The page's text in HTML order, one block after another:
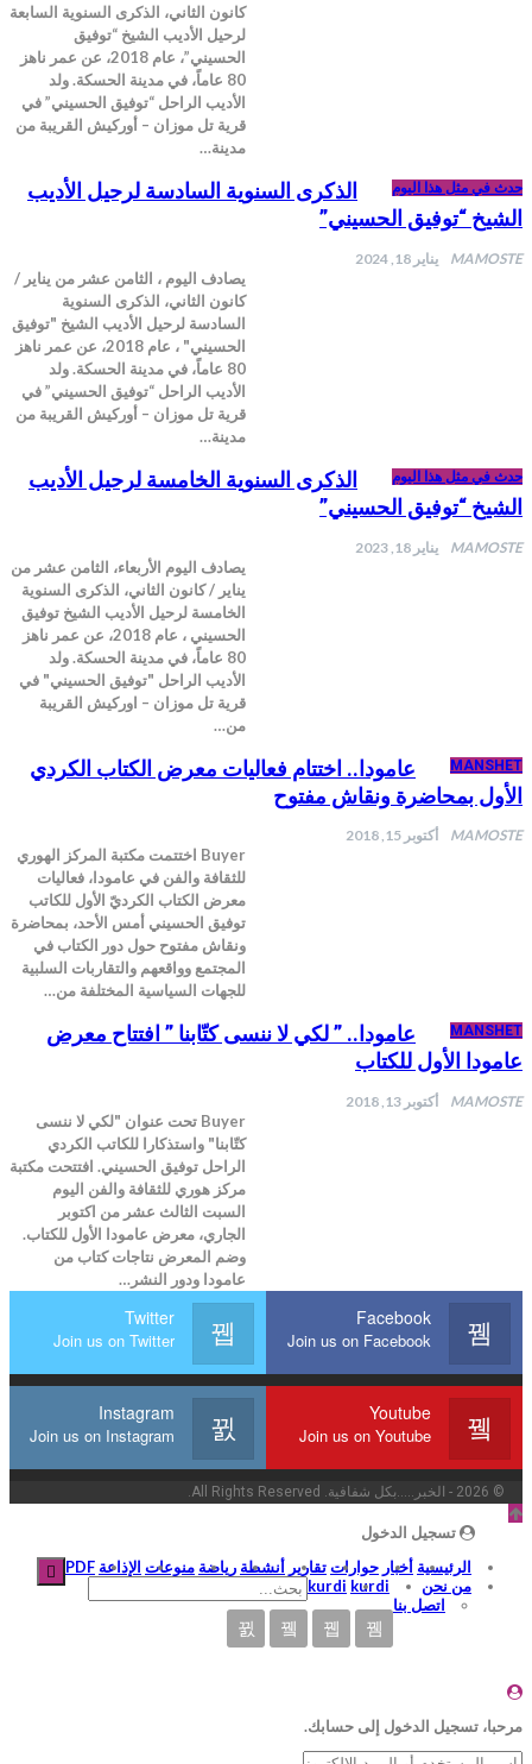
كانون الثاني، الذكرى السنوية السابعة
لرحيل الأديب الشيخ “توفيق
الحسيني”، عام 2018، عن عمر ناهز
80 عاماً، في مدينة الحسكة. ولد
الأديب الراحل “توفيق الحسيني” في
قرية تل موزان – أوركيش القريبة من
مدينة…
في مثل هذا اليوم
الذكرى السنوية السادسة لرحيل الأديب
“توفيق الحسيني”
يناير 18, 2024
يصادف اليوم ، الثامن عشر من يناير /
كانون الثاني، الذكرى السنوية
السادسة لرحيل الأديب الشيخ "توفيق
الحسيني" ، عام 2018، عن عمر ناهز
80 عاماً، في مدينة الحسكة. ولد
الأديب الراحل “توفيق الحسيني” في
قرية تل موزان – أوركيش القريبة من
مدينة…
في مثل هذا اليوم
الذكرى السنوية الخامسة لرحيل الأديب
“توفيق الحسيني”
يناير 18, 2023
يصادف اليوم الأربعاء، الثامن عشر من
يناير / كانون الثاني، الذكرى السنوية
الخامسة لرحيل الأديب الشيخ توفيق
الحسيني ، عام 2018، عن عمر ناهز
80 عاماً، في مدينة الحسكة. ولد
الأديب الراحل "توفيق الحسيني" في
قرية تل موزان – اوركيش القريبة
من…
عامودا.. اختتام فعاليات معرض الكتاب الكردي
بمحاضرة ونقاش مفتوح
أكتوبر 15, 2018
Buyer اختتمت مكتبة المركز الهوري
للثقافة والفن في عامودا، فعاليات
معرض الكتاب الكرديّ الأول للكاتب
توفيق الحسيني أمس الأحد، بمحاضرة
ونقاش مفتوح حول دور الكتاب في
المجتمع وواقعهم والتقاربات السلبية
للجهات السياسية المختلفة من…
عامودا.. ” لكي لا ننسى كتّابنا ” افتتاح معرض
الأول للكتاب
أكتوبر 13, 2018
Buyer تحت عنوان "لكي لا ننسى
كتّابنا" واستذكارا للكاتب الكردي
الراحل توفيق الحسيني. افتتحت مكتبة
مركز هوري للثقافة والفن اليوم
السبت الثالث عشر من اكتوبر
الجاري، معرض عامودا الأول للكتاب.
وضم المعرض نتاجات كتاب من
عامودا ودور النشر…
Facebook
Join us on Facebook
Twitter
Join us on Twitter
Youtube
Join us on Youtube
Instagram
Join us on Instagram
تسجيل الدخول
الرئيسيةأخبارحوارات تقاريرأنشطةرياضة منوعاتالإذاعة PDF
من نحن
اتصل بنا
kurdi
kurdi
تسجيل الدخول إلى حسابك.